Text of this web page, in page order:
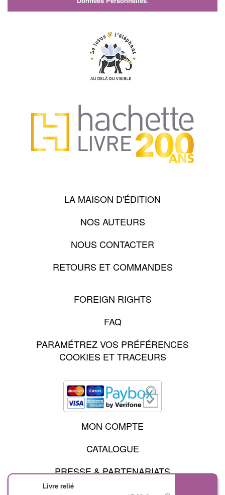
Livre relié
LA MAISON D'ÉDITION
NOS AUTEURS
NOUS CONTACTER
RETOURS ET COMMANDES
FOREIGN RIGHTS
FAQ
PARAMÉTREZ VOS PRÉFÉRENCES
COOKIES ET TRACEURS
MON COMPTE
CATALOGUE
PRESSE & PARTENARIATS